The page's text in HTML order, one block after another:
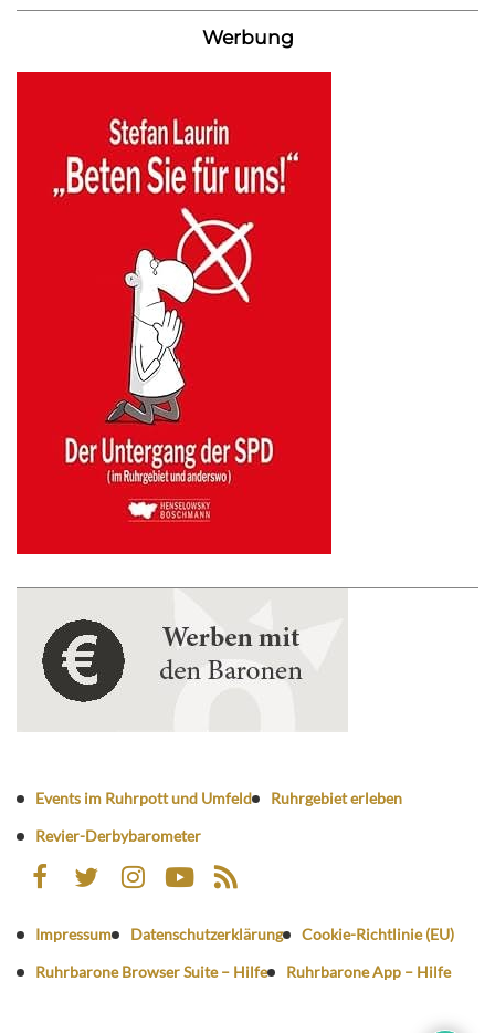
Werbung
Events im Ruhrpott und Umfeld
Ruhrgebiet erleben
Revier-Derbybarometer
Impressum Datenschutzerklärung
Cookie-Richtlinie (EU)
Ruhrbarone Browser Suite – Hilfe
Ruhrbarone App – Hilfe